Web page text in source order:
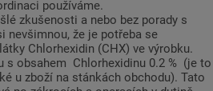
používáme.
zkušenosti a nebo bez porady s
nevšimnou, že je potřeba se
Chlorhexidin (CHX) ve výrobku.
s obsahem Chlorhexidinu 0.2 % (je to
u zboží na stánkách obchodu). Tato